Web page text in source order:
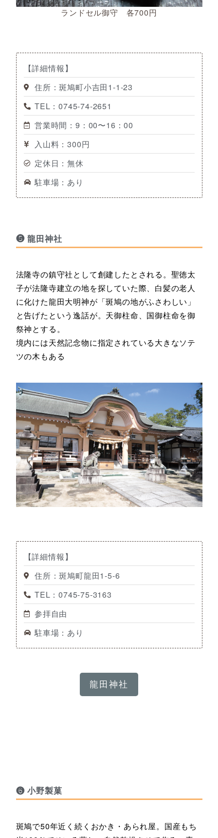
ランドセル御守 各700円
【詳細情報】
住所：斑鳩町小吉田1-1-23
TEL：0745-74-2651
営業時間：9：00〜16：00
入山料：300円
定休日：無休
駐車場：あり
❺ 龍田神社
法隆寺の鎮守社として創建したとされる。聖徳太
子が法隆寺建立の地を探していた際、白髪の老人
に化けた龍田大明神が「斑鳩の地がふさわしい」
と告げたという逸話が。天御柱命、国御柱命を御
祭神とする。
境内には天然記念物に指定されている大きなソテ
ツの木もある
【詳細情報】
住所：斑鳩町龍田1-5-6
TEL：0745-75-3163
参拝自由
駐車場：あり
龍田神社
❻ 小野製菓
斑鳩で50年近く続くおかき・あられ屋。国産もち